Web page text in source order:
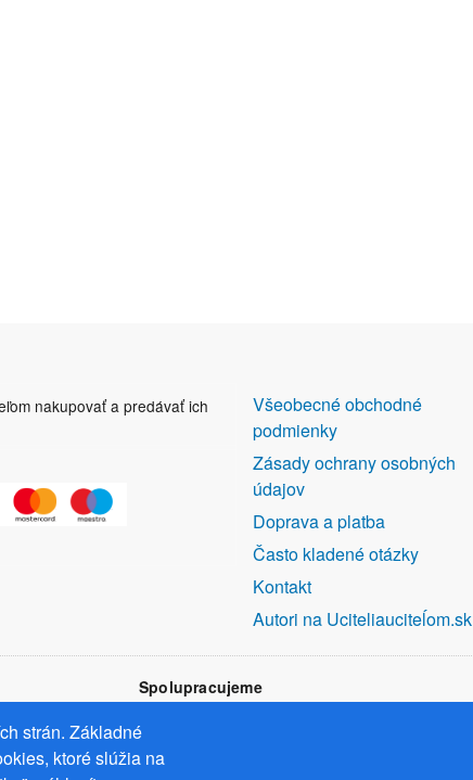
nakupovať a predávať ich
strán. Základné
ktoré slúžia na
DALŠÍ
ODKAZY
Všeobecné obchodné
podmienky
Zásady ochrany osobných
údajov
Doprava a platba
Často kladené otázky
Kontakt
Autori na Uciteliauciteĺom.sk
Spolupracujeme